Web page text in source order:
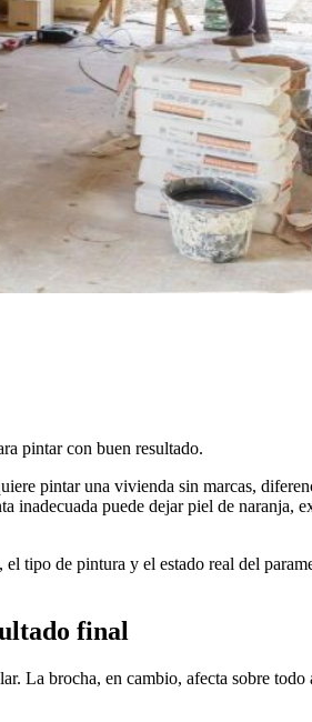
pintar con buen resultado.
pintar una vivienda sin marcas,
inadecuada puede dejar piel de naranja,
tipo de pintura y el estado real del
final
brocha, en cambio, afecta sobre